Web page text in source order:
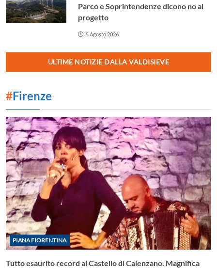
Parco e Soprintendenze dicono no al
progetto
5 Agosto 2026
ULTIME NOTIZIE DALLA VALDISIEVE
#Firenze
PIANA FIORENTINA
Tutto esaurito record al Castello di Calenzano. Magnifica